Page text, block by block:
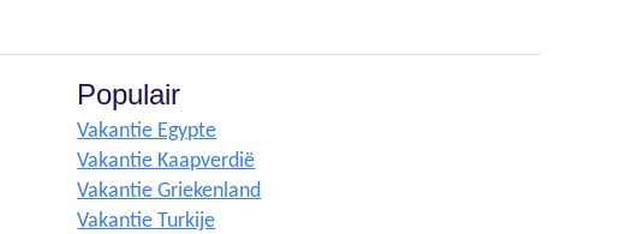
Populair
Vakantie Egypte
Vakantie Kaapverdië
Vakantie Griekenland
Vakantie Turkije